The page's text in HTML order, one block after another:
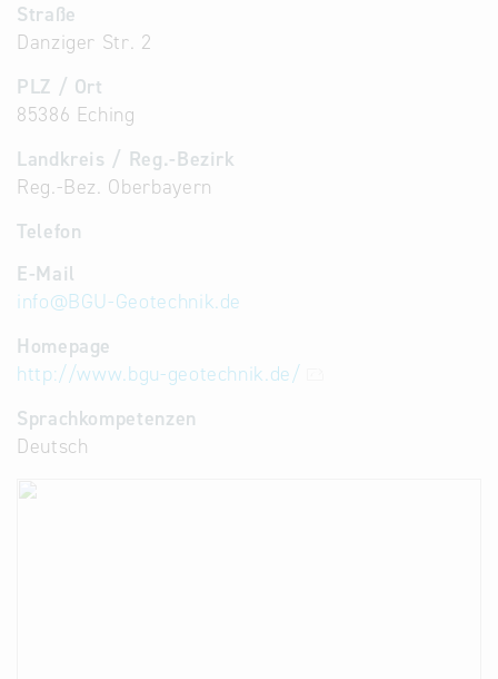
Straße
Danziger Str. 2
PLZ / Ort
85386 Eching
Landkreis / Reg.-Bezirk
Reg.-Bez. Oberbayern
Telefon
E-Mail
info@BGU-Geotechnik.de
Homepage
http://www.bgu-geotechnik.de/
Sprachkompetenzen
Deutsch